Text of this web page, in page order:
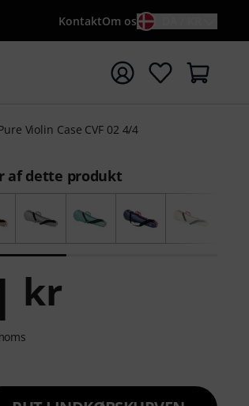
KontaktOm os
{searchTerm}
Violin Case CVF 02 4/4
af dette produkt
kr